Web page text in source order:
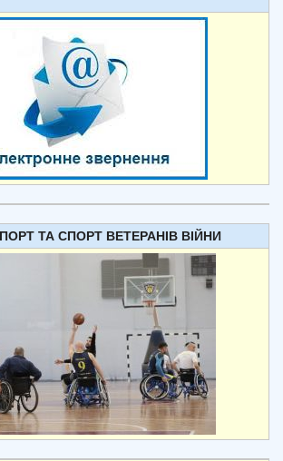
ТА СПОРТ ВЕТЕРАНІВ ВІЙНИ